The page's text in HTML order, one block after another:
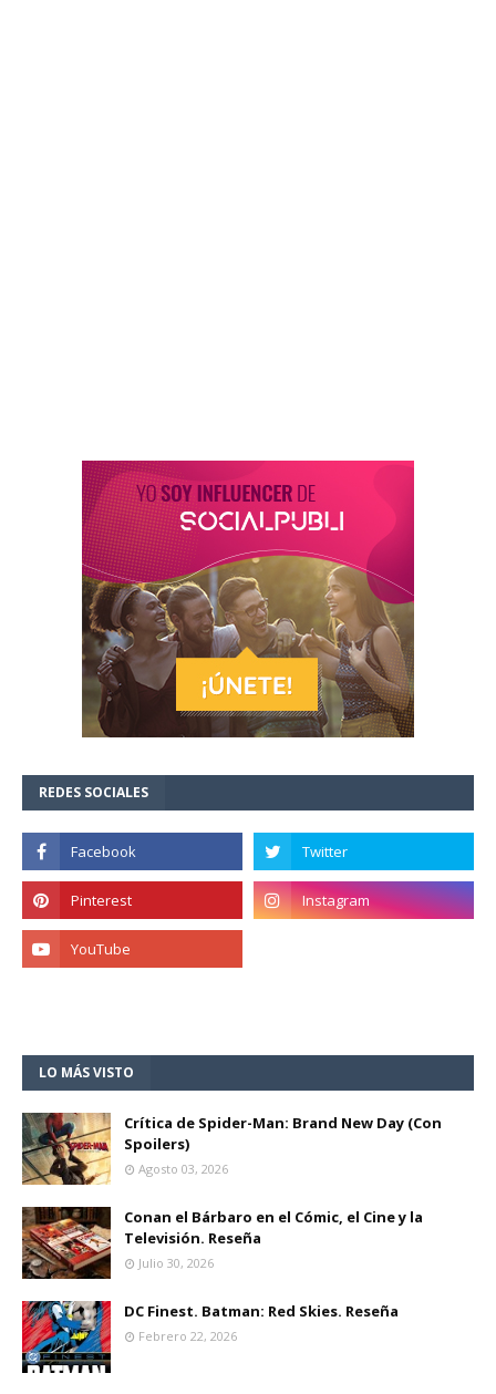
REDES SOCIALES
LO MÁS VISTO
Crítica de Spider-Man: Brand New Day (Con
Spoilers)
Agosto 03, 2026
Conan el Bárbaro en el Cómic, el Cine y la
Televisión. Reseña
Julio 30, 2026
DC Finest. Batman: Red Skies. Reseña
Febrero 22, 2026